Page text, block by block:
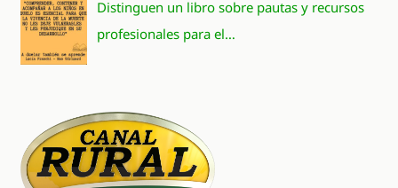
Distinguen un libro sobre pautas y recursos
profesionales para el…